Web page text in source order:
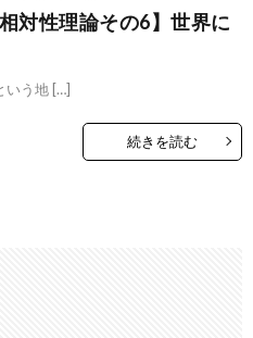
対性理論その6】世界に
いう地 […]
続きを読む